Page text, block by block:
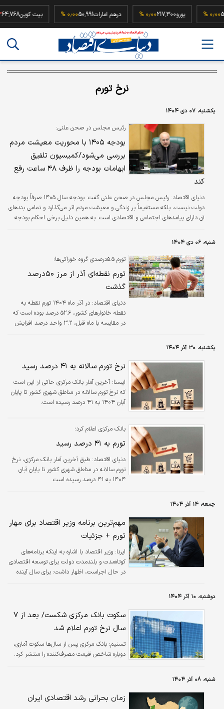
یورو217,300 درهم امارات50,991 بیت کوین
نرخ تورم
یکشنبه، ۰۷ دی ۱۴۰۴
رئیس مجلس در صحن علنی:
بودجه ۱۴۰۵ با محوریت معیشت مردم
بررسی می‌شود/کمیسیون تلفیق
ابهامات بودجه را ظرف ۴۸ ساعت رفع
کند
دنیای اقتصاد: رئیس مجلس در صحن علنی گفت: بودجه سال ۱۴۰۵ صرفاً بودجه
دولت نیست، بلکه مستقیماً بر زندگی و معیشت مردم اثر می‌گذارد و تمامی بندهای
آن دارای پیامدهای اجتماعی و اقتصادی است. به همین دلیل برخی احکام بودجه
شنبه، ۰۶ دی ۱۴۰۴
تورم ۵.۵درصدی گروه خوراکی‌ها؛
تورم نقطه‌ای آذر از مرز ۵۰درصد
گذشت
دنیای اقتصاد: در آذر ماه ۱۴۰۴ تورم نقطه به
نقطه خانوارهای کشور، ۵۲.۶ درصد بوده است که
در مقایسه با ماه قبل، ۳.۲ واحد درصد افزایش
یکشنبه، ۳۰ آذر ۱۴۰۴
نرخ تورم سالانه به ۴۱ درصد رسید
ايسنا: آخرین آمار بانک مرکزی حاکی از این است
که نرخ تورم سالانه در مناطق شهری کشور تا پایان
آبان ۱۴۰۴ به ۴۱ درصد رسیده است.
بانک مرکزی اعلام کرد؛
تورم به ۴۱ درصد رسید
دنیای اقتصاد: طبق آخرین آمار بانک مرکزی، نرخ
تورم سالانه در مناطق شهری کشور تا پایان آبان
۱۴۰۴ به ۴۱ درصد رسیده است.
جمعه، ۱۴ آذر ۱۴۰۴
مهم‌ترین برنامه وزیر اقتصاد برای مهار
تورم + جزئیات
ایرنا: وزیر اقتصاد با اشاره به اینکه برنامه‌های
کوتاه‌مدت و بلندمدت دولت برای توسعه اقتصادی
در حال اجراست، اظهار داشت: برای سال آینده
دوشنبه، ۱۰ آذر ۱۴۰۴
سکوت بانک مرکزی شکست/ بعد از ۷
سال نرخ تورم اعلام شد
تسنیم: بانک مرکزی پس از سال‌ها سکوت آماری،
دوباره شاخص قیمت مصرف‌کننده را منتشر کرد.
شنبه، ۰۸ آذر ۱۴۰۴
زمان بحرانی رشد اقتصادی ایران